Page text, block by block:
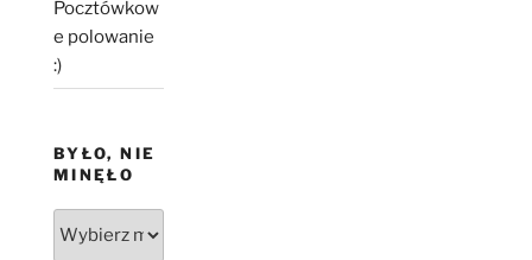
Pocztówkow
e polowanie
:)
BYŁO, NIE
MINĘŁO